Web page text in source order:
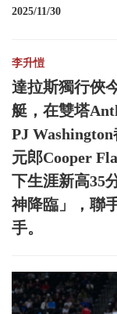
2025/11/30
李升愷
達拉斯獨行俠
艇，在雙塔
PJ
元郎Cooper
下生涯新高35
神降臨」，聯
手。